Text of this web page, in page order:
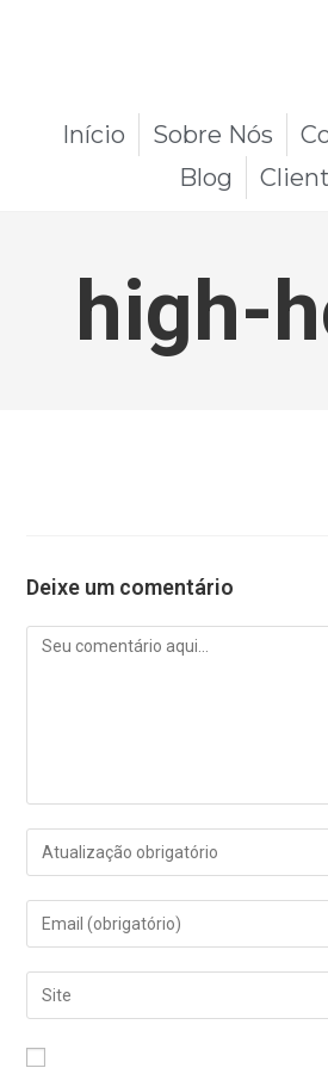
Início Sobre Nós
Blog
high-
Deixe um comentário